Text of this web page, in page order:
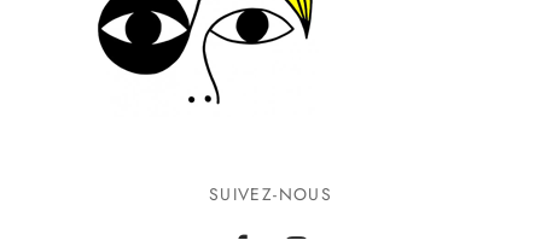
SUIVEZ-NOUS